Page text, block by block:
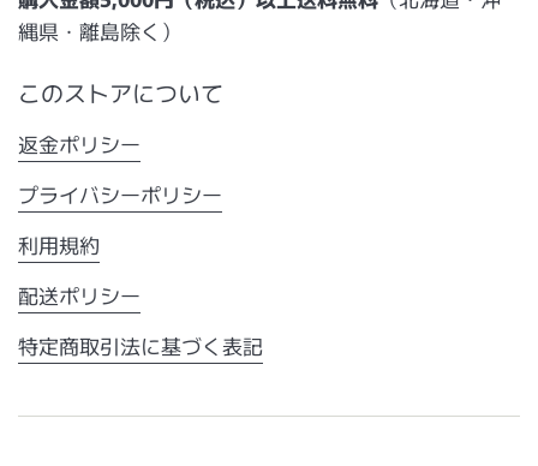
縄県・離島除く）
このストアについて
返金ポリシー
プライバシーポリシー
利用規約
配送ポリシー
特定商取引法に基づく表記